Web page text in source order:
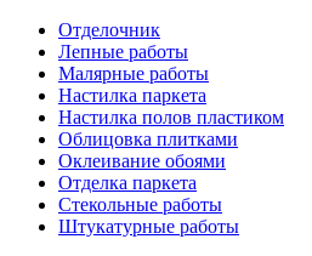
Отделочник
Лепные работы
Малярные работы
Настилка паркета
Настилка полов пластиком
Облицовка плитками
Оклеивание обоями
Отделка паркета
Стекольные работы
Штукатурные работы